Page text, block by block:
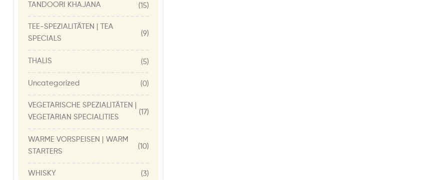
TANDOORI KHAJANA (15)
TEE-SPEZIALITÄTEN | TEA
SPECIALS
(9)
THALIS (5)
Uncategorized (0)
VEGETARISCHE SPEZIALITÄTEN |
VEGETARIAN SPECIALITIES
(17)
WARME VORSPEISEN | WARM
STARTERS
(10)
WHISKY (3)